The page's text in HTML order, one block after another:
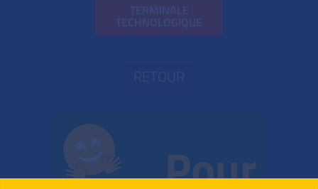
TERMINALE
TECHNOLOGIQUE